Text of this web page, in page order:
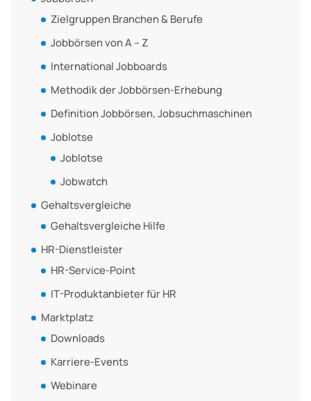
Zielgruppen Branchen & Berufe
Jobbörsen von A – Z
International Jobboards
Methodik der Jobbörsen-Erhebung
Definition Jobbörsen, Jobsuchmaschinen
Joblotse
Joblotse
Jobwatch
Gehaltsvergleiche
Gehaltsvergleiche Hilfe
HR-Dienstleister
HR-Service-Point
IT-Produktanbieter für HR
Marktplatz
Downloads
Karriere-Events
Webinare